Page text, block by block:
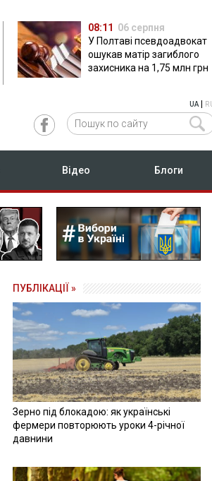
08:11 06 серпня
У Полтаві псевдоадвокат
ошукав матір загиблого
захисника на 1,75 млн грн
UA| RU
Відео Блоги
ПУБЛІКАЦІЇ »
Зерно під блокадою: як українські
фермери повторюють уроки 4-річної
давнини